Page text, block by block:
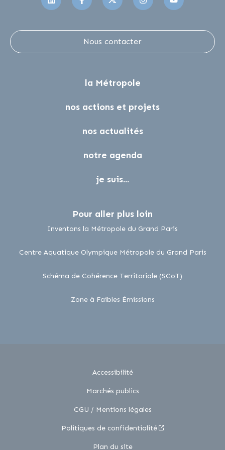
Nous contacter
la Métropole
nos actions et projets
nos actualités
notre agenda
je suis...
Pour aller plus loin
Inventons la Métropole du Grand Paris
Centre Aquatique Olympique Métropole du Grand Parislien
Schéma de Cohérence Territoriale (SCoT)
Zone à Faibles Émissionslien externe
Accessibilité
Marchés publics
CGU / Mentions légales
Politiques de confidentialité
Plan du site